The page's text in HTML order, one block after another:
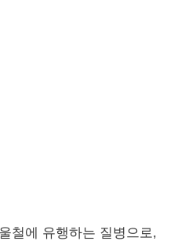
철에 유행하는 질병으로,